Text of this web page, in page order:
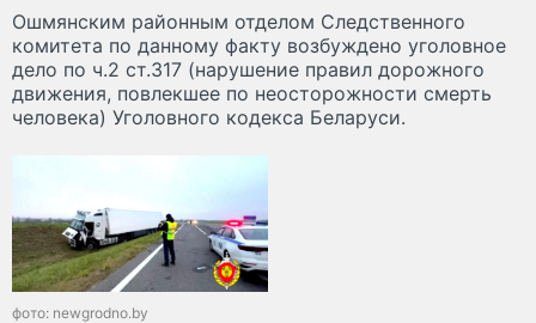
Ошмянским районным отделом Следственного
комитета по данному факту возбуждено уголовное
дело по ч.2 ст.317 (нарушение правил дорожного
движения, повлекшее по неосторожности смерть
человека) Уголовного кодекса Беларуси.
фото: newgrodno.by